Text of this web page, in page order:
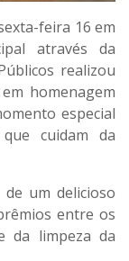
feira 16 em
através da
realizou
homenagem
especial
cuidam da
um delicioso
entre os
da limpeza da